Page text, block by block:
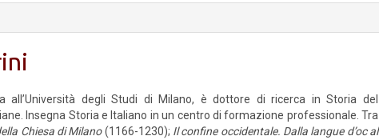
all’Università degli Studi di Milano, è dottore di ricerca in Storia del
Insegna Storia e Italiano in un centro di formazione professionale. Tra
Chiesa di Milano(1166-1230); Il confine occidentale. Dalla langue d’oc al